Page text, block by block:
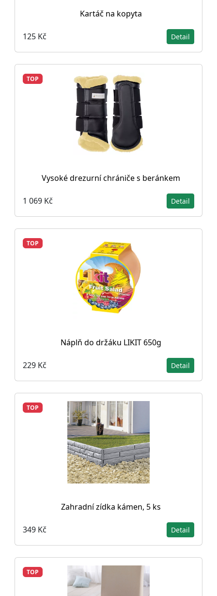
Kartáč na kopyta
125 Kč Detail
TOP
Vysoké drezurní chrániče s beránkem
1 069 Kč Detail
TOP
Náplň do držáku LIKIT 650g
229 Kč Detail
TOP
Zahradní zídka kámen, 5 ks
349 Kč Detail
TOP